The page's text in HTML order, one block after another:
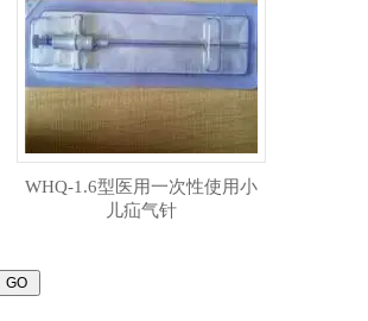
WHQ-1.6型医用一次性使用小
儿疝气针